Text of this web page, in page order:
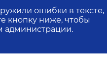
ошибки в тексте,
кнопку ниже, чтобы
администрации.